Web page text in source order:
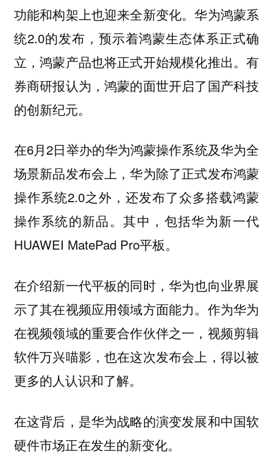
功能和构架上也迎来全新变化。华为鸿蒙系
统2.0的发布，预示着鸿蒙生态体系正式确
立，鸿蒙产品也将正式开始规模化推出。有
券商研报认为，鸿蒙的面世开启了国产科技
的创新纪元。
在6月2日举办的华为鸿蒙操作系统及华为全
场景新品发布会上，华为除了正式发布鸿蒙
操作系统2.0之外，还发布了众多搭载鸿蒙
操作系统的新品。其中，包括华为新一代
HUAWEI MatePad Pro平板。
在介绍新一代平板的同时，华为也向业界展
示了其在视频应用领域方面能力。作为华为
在视频领域的重要合作伙伴之一，视频剪辑
软件万兴喵影，也在这次发布会上，得以被
更多的人认识和了解。
在这背后，是华为战略的演变发展和中国软
硬件市场正在发生的新变化。